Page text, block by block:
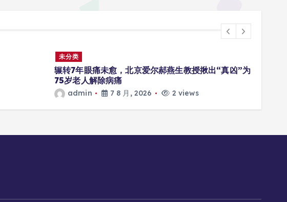
未分类
辗转7年眼痛未愈，北京爱尔郝燕生教授揪出“真凶”为
75岁老人解除病痛
admin 7 8 月, 2026 2 views